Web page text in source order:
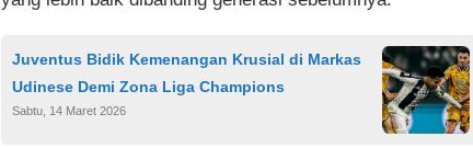
Juventus Bidik Kemenangan Krusial di Markas
Udinese Demi Zona Liga Champions
Sabtu, 14 Maret 2026